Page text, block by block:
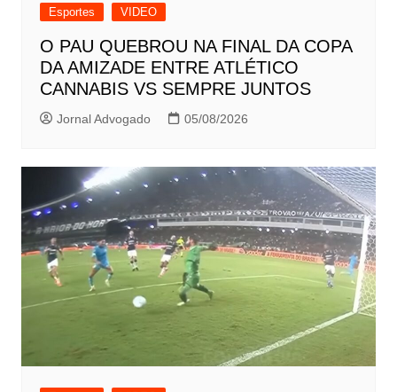
Esportes VIDEO
O PAU QUEBROU NA FINAL DA COPA
DA AMIZADE ENTRE ATLÉTICO
CANNABIS VS SEMPRE JUNTOS
Jornal Advogado 05/08/2026